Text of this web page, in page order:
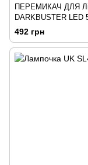
ПЕРЕМИКАЧ ДЛЯ
DARKBUSTER LED
492 грн